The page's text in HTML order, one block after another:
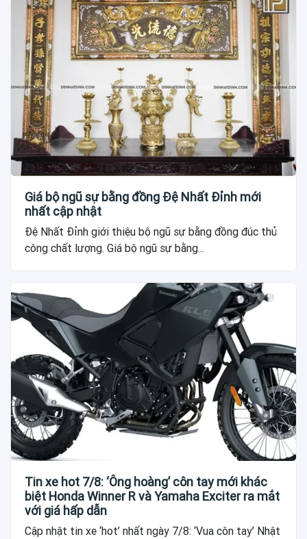
Giá bộ ngũ sự bằng đồng Đệ Nhất Đỉnh mới
nhất cập nhật
Đệ Nhất Đỉnh giới thiệu bộ ngũ sự bằng đồng đúc thủ
công chất lượng. Giá bộ ngũ sự bằng...
Tin xe hot 7/8: ‘Ông hoàng’ côn tay mới khác
biệt Honda Winner R và Yamaha Exciter ra mắt
với giá hấp dẫn
Cập nhật tin xe ‘hot’ nhất ngày 7/8: ‘Vua côn tay’ Nhật